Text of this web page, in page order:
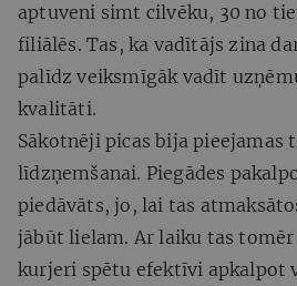
aptuveni simt cilvēku, 30 no
filiālēs. Tas, ka vadītājs zina
palīdz veiksmīgāk vadīt
kvalitāti.
Sākotnēji picas bija pieejamas
līdzņemšanai. Piegādes
piedāvāts, jo, lai tas
jābūt lielam. Ar laiku tas
kurjeri spētu efektīvi apkalpot